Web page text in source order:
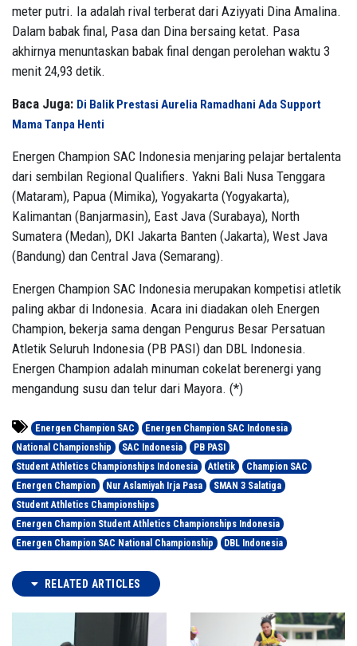
meter putri. Ia adalah rival terberat dari Aziyyati Dina Amalina.
Dalam babak final, Pasa dan Dina bersaing ketat. Pasa
akhirnya menuntaskan babak final dengan perolehan waktu 3
menit 24,93 detik.
Baca Juga: Di Balik Prestasi Aurelia Ramadhani Ada Support
Mama Tanpa Henti
Energen Champion SAC Indonesia menjaring pelajar bertalenta
dari sembilan Regional Qualifiers. Yakni Bali Nusa Tenggara
(Mataram), Papua (Mimika), Yogyakarta (Yogyakarta),
Kalimantan (Banjarmasin), East Java (Surabaya), North
Sumatera (Medan), DKI Jakarta Banten (Jakarta), West Java
(Bandung) dan Central Java (Semarang).
Energen Champion SAC Indonesia merupakan kompetisi atletik
paling akbar di Indonesia. Acara ini diadakan oleh Energen
Champion, bekerja sama dengan Pengurus Besar Persatuan
Atletik Seluruh Indonesia (PB PASI) dan DBL Indonesia.
Energen Champion adalah minuman cokelat berenergi yang
mengandung susu dan telur dari Mayora. (*)
Energen Champion SAC
Energen Champion SAC Indonesia
National Championship
SAC Indonesia
PB PASI
Student Athletics Championships Indonesia
Atletik
Champion SAC
Energen Champion
Nur Aslamiyah Irja Pasa
SMAN 3 Salatiga
Student Athletics Championships
Energen Champion Student Athletics Championships Indonesia
Energen Champion SAC National Championship
DBL Indonesia
RELATED ARTICLES